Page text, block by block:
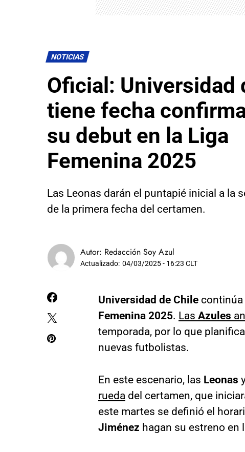
NOTICIAS
Oficial: Universidad
tiene fecha
su debut en la Liga
Femenina 2025
Las Leonas darán el puntapié inicial a la
de la primera fecha del certamen.
Autor: Redacción Soy Azul
Actualizado: 04/03/2025 - 16:23 CLT
Universidad de Chile continúa
Femenina 2025. Las Azules
temporada, por lo que
nuevas futbolistas.
En este escenario, las Leonas
rueda del certamen, que
este martes se definió el
Jiménez hagan su estreno en